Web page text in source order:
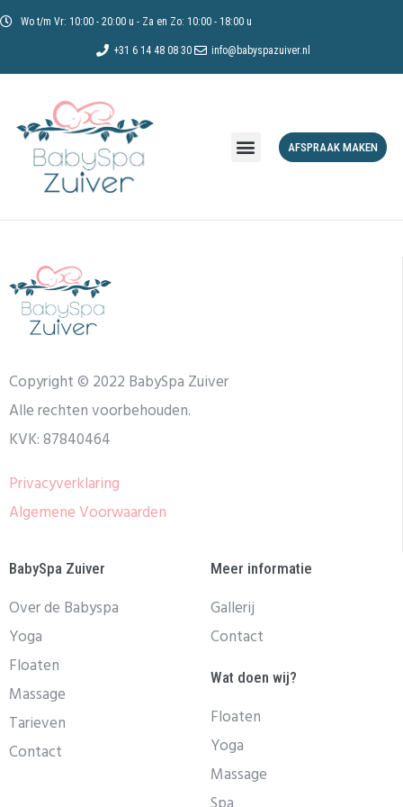
Wo t/m Vr: 10:00 - 20:00 u - Za en Zo: 10:00 - 18:00 u
+31 6 14 48 08 30 info@babyspazuiver.nl
AFSPRAAK MAKEN
Copyright © 2022 BabySpa Zuiver
Alle rechten voorbehouden.
KVK: 87840464
Privacyverklaring
Algemene Voorwaarden
BabySpa Zuiver
Over de Babyspa
Yoga
Floaten
Massage
Tarieven
Contact
Meer informatie
Gallerij
Contact
Wat doen wij?
Floaten
Yoga
Massage